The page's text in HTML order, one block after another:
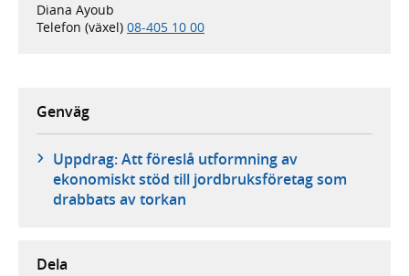
Diana Ayoub
Telefon (växel) 08-405 10 00
Genväg
Uppdrag: Att föreslå utformning av
ekonomiskt stöd till jordbruksföretag som
drabbats av torkan
Dela